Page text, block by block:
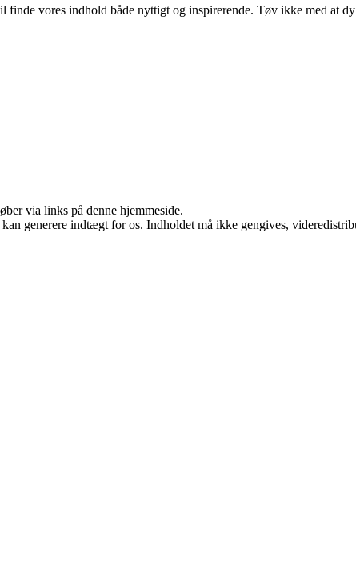
vores indhold både nyttigt og inspirerende. Tøv ikke med at
via links på denne hjemmeside.
generere indtægt for os. Indholdet må ikke gengives,